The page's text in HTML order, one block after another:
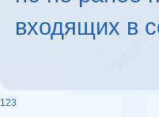
входящих в
123